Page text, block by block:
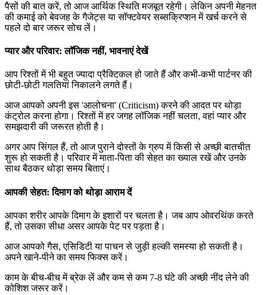
पैसों की बात करें, तो आज आर्थिक स्थिति मजबूत रहेगी। लेकिन अपनी मेहनत
की कमाई को बेवजह के गैजेट्स या सॉफ्टवेयर सब्सक्रिप्शन में खर्च करने से
पहले दो बार जरूर सोच लें।
प्यार और परिवार: लॉजिक नहीं, भावनाएं देखें
आप रिश्तों में भी बहुत ज्यादा प्रैक्टिकल हो जाते हैं और कभी-कभी पार्टनर की
छोटी-छोटी गलतियां निकालने लगते हैं।
आज आपको अपनी इस 'आलोचना' (Criticism) करने की आदत पर थोड़ा
कंट्रोल करना होगा। रिश्तों में हर जगह लॉजिक नहीं चलता, वहां प्यार और
समझदारी की जरूरत होती है।
अगर आप सिंगल हैं, तो आज पुराने दोस्तों के ग्रुप में किसी से अच्छी बातचीत
शुरू हो सकती है। परिवार में माता-पिता की सेहत का ख्याल रखें और उनके
साथ बैठकर थोड़ा समय बिताएं।
आपकी सेहत: दिमाग को थोड़ा आराम दें
आपका शरीर आपके दिमाग के इशारों पर चलता है। जब आप ओवरथिंक करते
हैं, तो उसका सीधा असर आपके पेट पर पड़ता है।
आज आपको गैस, एसिडिटी या पाचन से जुड़ी हल्की समस्या हो सकती है।
अपने खाने-पीने का समय फिक्स करें।
काम के बीच-बीच में ब्रेक लें और कम से कम 7-8 घंटे की अच्छी नींद लेने की
कोशिश जरूर करें।